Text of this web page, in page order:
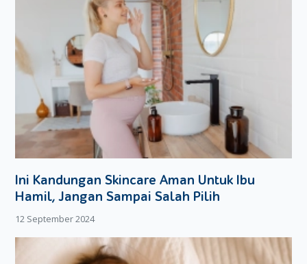
Jadi, sebaiknya Moms pertimbangkan kembali soal biaya
pendidikan anak anda. sekolah tidak harus mahal, yang
terpenting adalah kualitas baik kualitas pendidikan yang
anda pilih dan kualitas anak anda kelak.
Ini Kandungan Skincare Aman Untuk Ibu
Hamil, Jangan Sampai Salah Pilih
12 September 2024